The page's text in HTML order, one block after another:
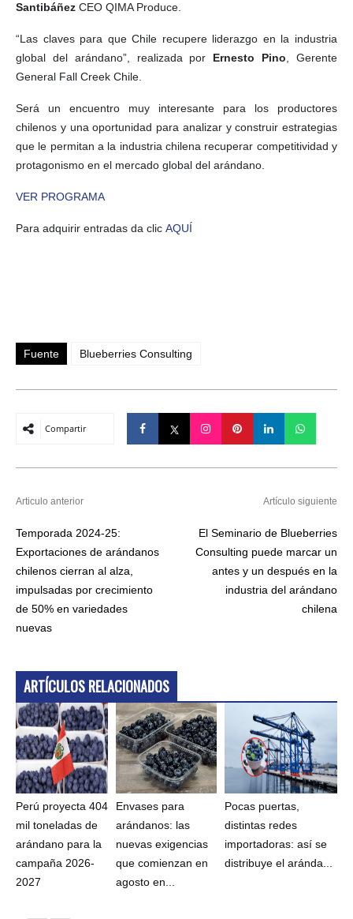
Santibáñez CEO QIMA Produce.
“Las claves para que Chile recupere liderazgo en la industria
global del arándano”, realizada por Ernesto Pino, Gerente
General Fall Creek Chile.
Será un encuentro muy interesante para los productores
chilenos y una oportunidad para analizar y construir estrategias
que le permitan a la industria chilena recuperar competitividad y
protagonismo en el mercado global del arándano.
VER PROGRAMA
Para adquirir entradas da clic AQUÍ
Fuente Blueberries Consulting
Compartir
Articulo anterior
Temporada 2024-25:
Exportaciones de arándanos
chilenos cierran al alza,
impulsadas por crecimiento
de 50% en variedades
nuevas
Artículo siguiente
El Seminario de Blueberries
Consulting puede marcar un
antes y un después en la
industria del arándano
chilena
ARTÍCULOS RELACIONADOS
Perú proyecta 404
mil toneladas de
arándano para la
campaña 2026-
2027
Envases para
arándanos: las
nuevas exigencias
que comienzan en
agosto en...
Pocas puertas,
distintas redes
importadoras: así se
distribuye el aránda...